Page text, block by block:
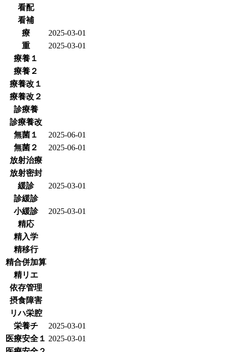
看配
看補
療
2025-03-01
重
2025-03-01
療養１
療養２
療養改１
療養改２
診療養
診療養改
無菌１
2025-06-01
無菌２
2025-06-01
放射治療
放射密封
緩診
2025-03-01
診緩診
小緩診
2025-03-01
精応
精入学
精移行
精合併加算
精リエ
依存管理
摂食障害
リハ栄腔
栄養チ
2025-03-01
医療安全１ 2025-03-01